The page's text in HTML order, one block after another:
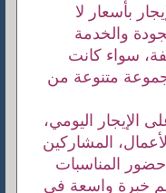
بأسعار لا
والخدمة
سواء كانت
متنوعة من
تصل إلى 30% على الإيجار اليومي،
المشاركين
المناسبات
خبرة واسعة في